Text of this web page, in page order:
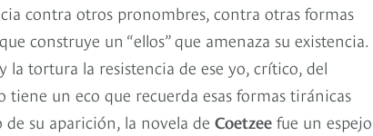
contra otros pronombres, contra otras formas
construye un “ellos” que amenaza su existencia.
tortura la resistencia de ese yo, crítico, del
un eco que recuerda esas formas tiránicas
su aparición, la novela de Coetzee fue un espejo